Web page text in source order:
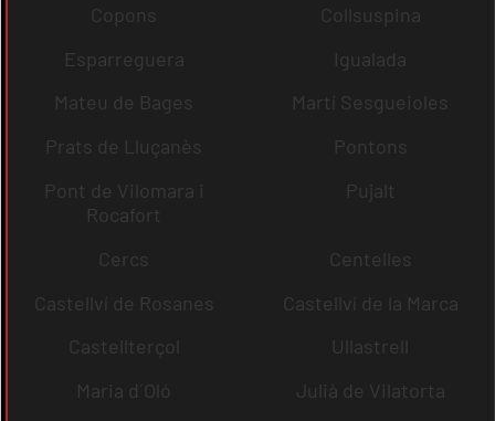
Copons
Collsuspina
Esparreguera
Igualada
Mateu de Bages
Martí Sesgueioles
Prats de Lluçanès
Pontons
Pont de Vilomara i
Rocafort
Pujalt
Cercs
Centelles
Castellví de Rosanes
Castellví de la Marca
Castellterçol
Ullastrell
Maria d´Oló
Julià de Vilatorta